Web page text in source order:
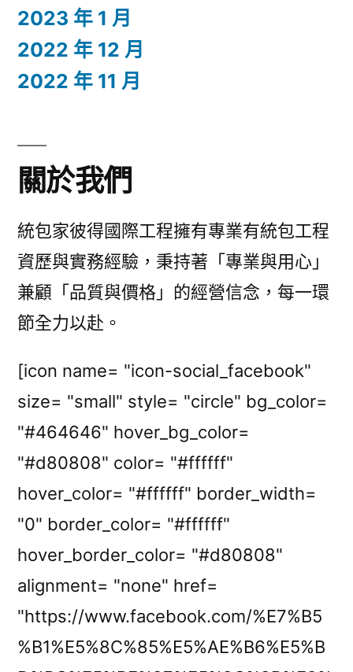
2023 年 1 月
2022 年 12 月
2022 年 11 月
關於我們
統包家彼得國際工程擁有專業有統包工程
資歷與實務經驗，秉持著「專業與用心」
兼顧「品質與價格」的經營信念，每一環
節全力以赴。
[icon name= "icon-social_facebook"
size= "small" style= "circle" bg_color=
"#464646" hover_bg_color=
"#d80808" color= "#ffffff"
hover_color= "#ffffff" border_width=
"0" border_color= "#ffffff"
hover_border_color= "#d80808"
alignment= "none" href=
"https://www.facebook.com/%E7%B5
%B1%E5%8C%85%E5%AE%B6%E5%B